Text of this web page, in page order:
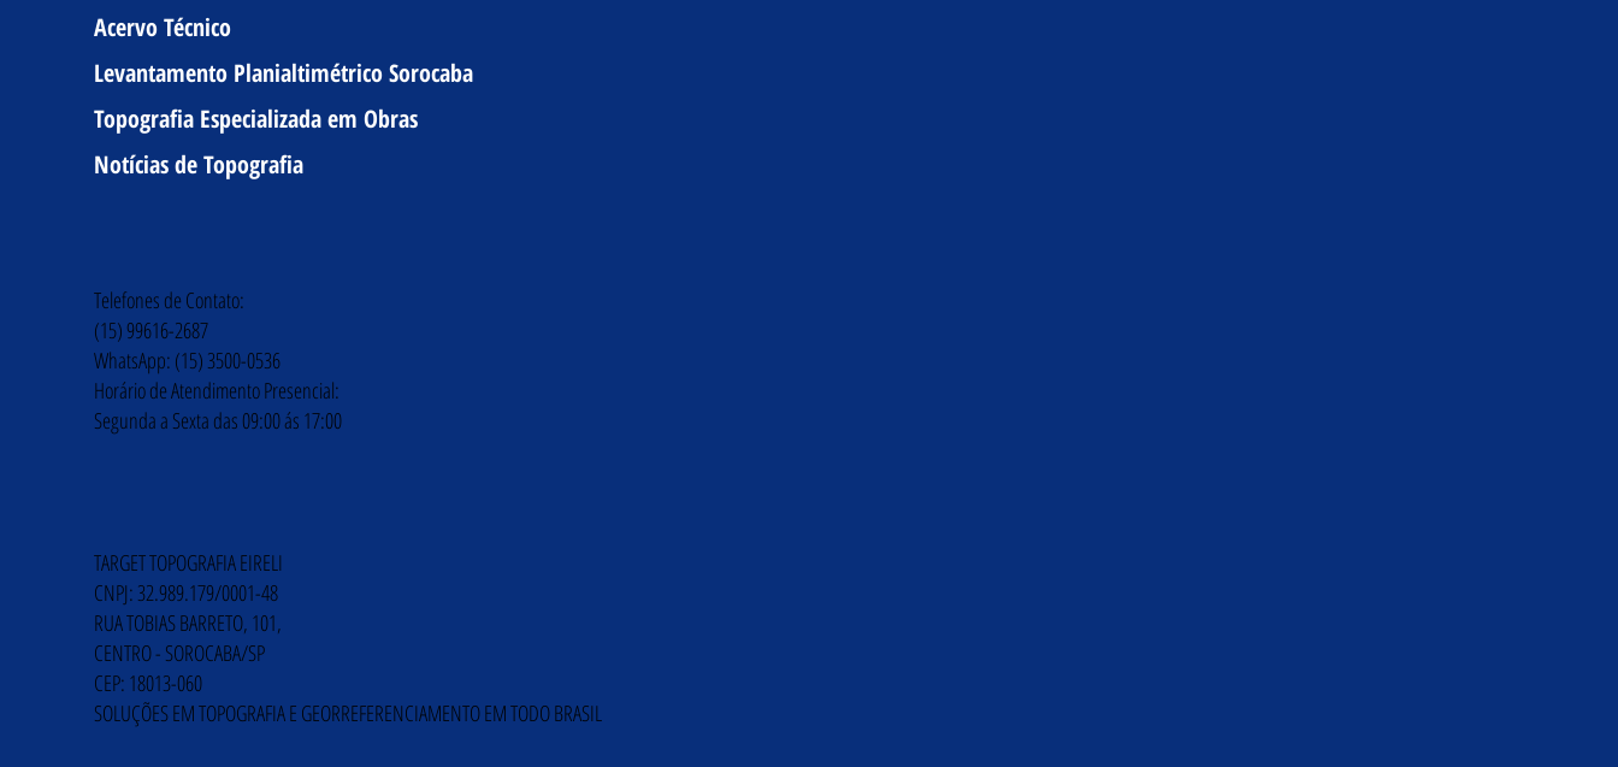
Acervo Técnico
Levantamento Planialtimétrico Sorocaba
Topografia Especializada em Obras
Notícias de Topografia
Telefones de Contato:
(15) 99616-2687
WhatsApp: (15) 3500-0536
Horário de Atendimento Presencial:
Segunda a Sexta das 09:00 ás 17:00
TARGET TOPOGRAFIA EIRELI
CNPJ: 32.989.179/0001-48
RUA TOBIAS BARRETO, 101,
CENTRO - SOROCABA/SP
CEP: 18013-060
SOLUÇÕES EM TOPOGRAFIA E GEORREFERENCIAMENTO EM TODO BRASIL